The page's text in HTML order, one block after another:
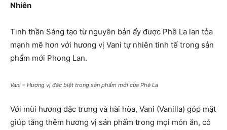
Nhiên
Tinh thần Sáng tạo từ nguyên bản ấy được Phê La lan tỏa
mạnh mẽ hơn với hương vị Vani tự nhiên tinh tế trong sản
phẩm mới Phong Lan.
Vani – Hương vị đặc biệt trong sản phẩm mới của Phê La
Với mùi hương đặc trưng và hài hòa, Vani (Vanilla) góp mặt
giúp tăng thêm hương vị sản phẩm trong mọi món ăn, có